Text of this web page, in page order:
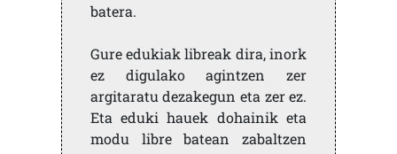
batera.
Gure edukiak libreak dira, inork
ez digulako agintzen zer
argitaratu dezakegun eta zer ez.
Eta eduki hauek dohainik eta
modu libre batean zabaltzen